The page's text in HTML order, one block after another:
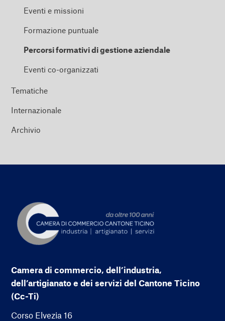
Eventi e missioni
Formazione puntuale
Percorsi formativi di gestione aziendale
Eventi co-organizzati
Tematiche
Internazionale
Archivio
Camera di commercio, dell’industria,
dell’artigianato e dei servizi del Cantone Ticino
(Cc-Ti)
Corso Elvezia 16